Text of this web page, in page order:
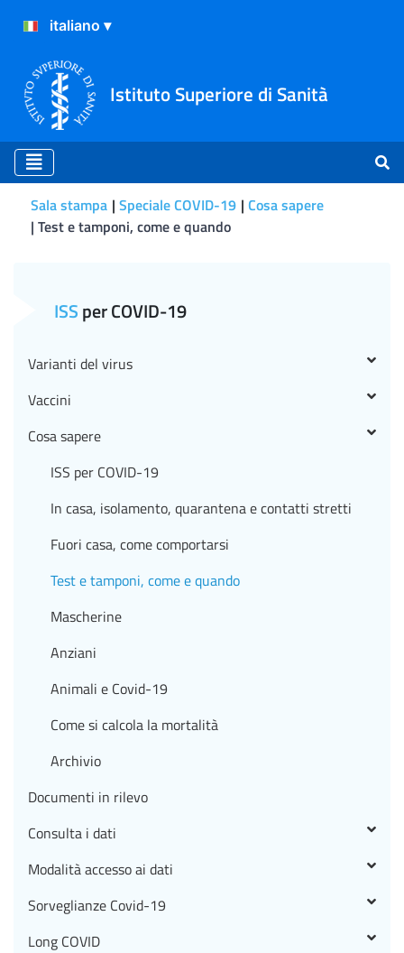
Istituto Superiore di Sanità
Sala stampa Speciale COVID-19 Cosa sapere
Test e tamponi, come e quando
ISSper COVID-19
Varianti del virus
Vaccini
Cosa sapere
ISS per COVID-19
In casa, isolamento, quarantena e contatti stretti
Fuori casa, come comportarsi
Test e tamponi, come e quando
Mascherine
Anziani
Animali e Covid-19
Come si calcola la mortalità
Archivio
Documenti in rilevo
Consulta i dati
Modalità accesso ai dati
Sorveglianze Covid-19
Long COVID